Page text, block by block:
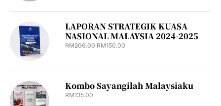
LAPORAN STRATEGIK KUASA
NASIONAL MALAYSIA 2024-2025
RM200.00 RM150.00
Kombo Sayangilah Malaysiaku
RM135.00